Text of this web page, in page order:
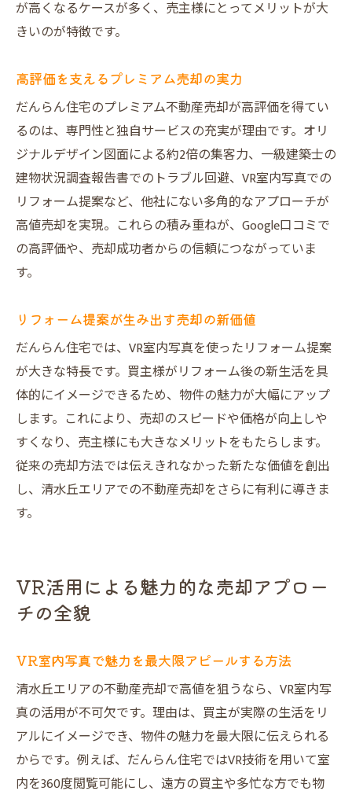
が高くなるケースが多く、売主様にとってメリットが大
きいのが特徴です。
高評価を支えるプレミアム売却の実力
だんらん住宅のプレミアム不動産売却が高評価を得てい
るのは、専門性と独自サービスの充実が理由です。オリ
ジナルデザイン図面による約2倍の集客力、一級建築士の
建物状況調査報告書でのトラブル回避、VR室内写真での
リフォーム提案など、他社にない多角的なアプローチが
高値売却を実現。これらの積み重ねが、Google口コミで
の高評価や、売却成功者からの信頼につながっていま
す。
リフォーム提案が生み出す売却の新価値
だんらん住宅では、VR室内写真を使ったリフォーム提案
が大きな特長です。買主様がリフォーム後の新生活を具
体的にイメージできるため、物件の魅力が大幅にアップ
します。これにより、売却のスピードや価格が向上しや
すくなり、売主様にも大きなメリットをもたらします。
従来の売却方法では伝えきれなかった新たな価値を創出
し、清水丘エリアでの不動産売却をさらに有利に導きま
す。
VR活用による魅力的な売却アプロー
チの全貌
VR室内写真で魅力を最大限アピールする方法
清水丘エリアの不動産売却で高値を狙うなら、VR室内写
真の活用が不可欠です。理由は、買主が実際の生活をリ
アルにイメージでき、物件の魅力を最大限に伝えられる
からです。例えば、だんらん住宅ではVR技術を用いて室
内を360度閲覧可能にし、遠方の買主や多忙な方でも物